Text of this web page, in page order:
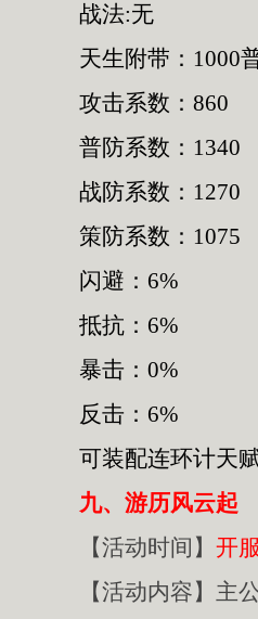
战法:无
天生附带：1000
攻击系数：860
普防系数：1340
战防系数：1270
策防系数：1075
闪避：6%
抵抗：6%
暴击：0%
反击：6%
可装配连环计天
九、游历风云起
【活动时间】 开
【活动内容】主